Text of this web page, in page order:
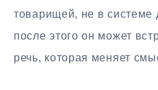
товарищей, не в системе
после этого он может
речь, которая меняет